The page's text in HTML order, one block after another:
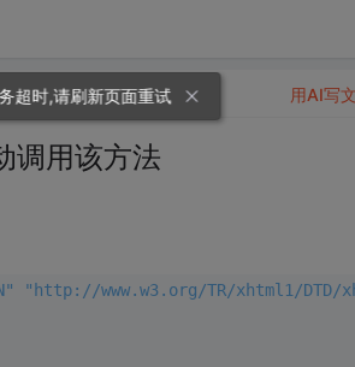
调用该方法
"http://www.w3.org/TR/xhtml1/
用AI写
超时,请刷新页面重试